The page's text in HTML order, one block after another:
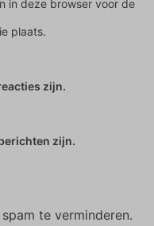
in deze browser voor de
plaats.
zijn.
zijn.
te verminderen.